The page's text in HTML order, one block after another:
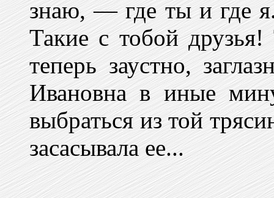
знаю, — где ты и где
Такие с тобой
теперь заустно,
Ивановна в иные
выбраться из той
засасывала ее...